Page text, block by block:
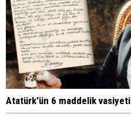
Atatürk'ün 6 maddelik vasiyeti